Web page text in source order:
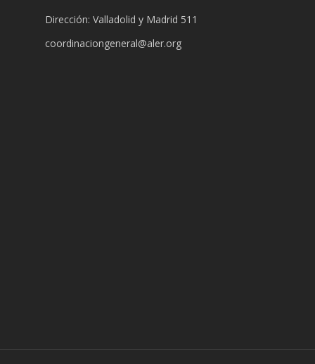
Dirección: Valladolid y Madrid 511
coordinaciongeneral@aler.org